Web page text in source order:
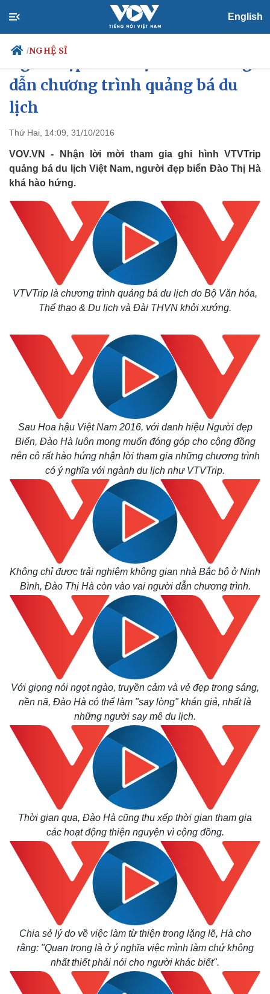
English
/NGHỆ SĨ
Chính trị
Đảng
Quốc hội
Nhận diện sự thật
Giáo dục
Dấu ấn VOV
Thế giới
Quan sát
Cuộc sống đó đây
Multimedia
Video
E-Magazine
Infographic
dẫn chương trình quảng bá du
lịch
Thứ Hai, 14:09, 31/10/2016
VOV.VN - Nhận lời mời tham gia ghi hình VTVTrip
quảng bá du lịch Việt Nam, người đẹp biển Đào Thị Hà
khá hào hứng.
VTVTrip là chương trình quảng bá du lịch do Bộ Văn hóa,
Thể thao & Du lịch và Đài THVN khởi xướng.
Sau Hoa hậu Việt Nam 2016, với danh hiệu Người đẹp
Biển, Đào Hà luôn mong muốn đóng góp cho cộng đồng
nên cô rất hào hứng nhận lời tham gia những chương trình
có ý nghĩa với ngành du lịch như VTVTrip.
Không chỉ được trải nghiệm không gian nhà Bắc bộ ở Ninh
Bình, Đào Thị Hà còn vào vai người dẫn chương trình.
Với giọng nói ngọt ngào, truyền cảm và vẻ đẹp trong sáng,
nền nã, Đào Hà có thể làm "say lòng" khán giả, nhất là
những người say mê du lịch.
Thời gian qua, Đào Hà cũng thu xếp thời gian tham gia
các hoạt động thiện nguyện vì cộng đồng.
Chia sẻ lý do về việc làm từ thiện trong lặng lẽ, Hà cho
rằng: "Quan trọng là ở ý nghĩa việc mình làm chứ không
nhất thiết phải nói cho người khác biết".